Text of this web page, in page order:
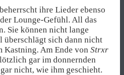
ihre Lieder ebenso
Lounge-Gefühl. All das
Sie können nicht lange
überschlägt sich dann nicht
Kastning. Am Ende von Strxr
gar im donnernden
nicht, wie ihm geschieht.